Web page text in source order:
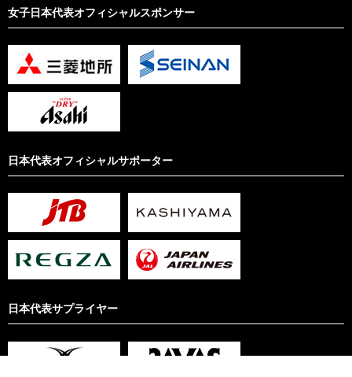
女子日本代表オフィシャルスポンサー
日本代表オフィシャルサポーター
日本代表サプライヤー